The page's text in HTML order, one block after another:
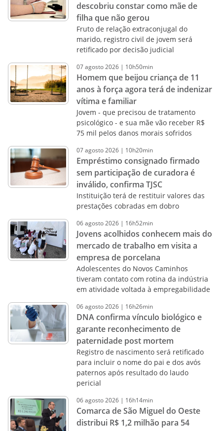
descobriu constar como mãe de
filha que não gerou
Fruto de relação extraconjugal do
marido, registro civil de jovem será
retificado por decisão judicial
07agosto2026 | 10h50min
Homem que beijou criança de 11
anos à força agora terá de indenizar
vítima e familiar
Jovem - que precisou de tratamento
psicológico - e sua mãe vão receber R$
75 mil pelos danos morais sofridos
07agosto2026 | 10h20min
Empréstimo consignado firmado
sem participação de curadora é
inválido, confirma TJSC
Instituição terá de restituir valores das
prestações cobradas em dobro
06agosto2026 | 16h52min
Jovens acolhidos conhecem mais do
mercado de trabalho em visita a
empresa de porcelana
Adolescentes do Novos Caminhos
tiveram contato com rotina da indústria
em atividade voltada à empregabilidade
06agosto2026 | 16h26min
DNA confirma vínculo biológico e
garante reconhecimento de
paternidade post mortem
Registro de nascimento será retificado
para incluir o nome do pai e dos avós
paternos após resultado do laudo
pericial
06agosto2026 | 16h14min
Comarca de São Miguel do Oeste
distribui R$ 1,2 milhão para 54